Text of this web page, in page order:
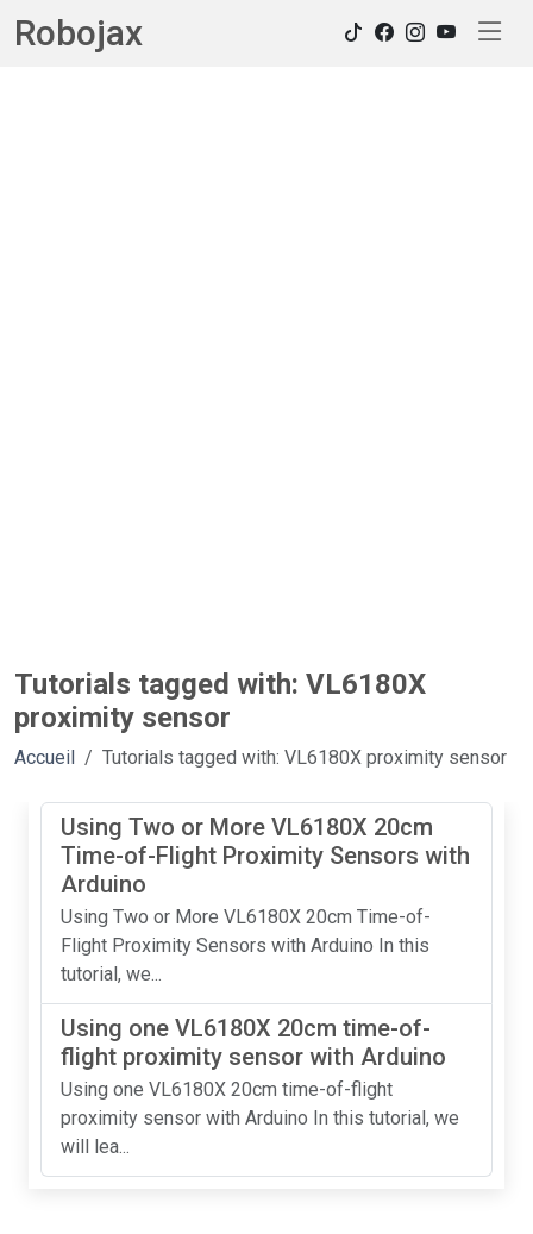
Robojax
Tutorials tagged with: VL6180X
proximity sensor
Accueil Tutorials tagged with: VL6180X proximity sensor
Using Two or More VL6180X 20cm
Time-of-Flight Proximity Sensors with
Arduino
Using Two or More VL6180X 20cm Time-of-
Flight Proximity Sensors with Arduino In this
tutorial, we...
Using one VL6180X 20cm time-of-
flight proximity sensor with Arduino
Using one VL6180X 20cm time-of-flight
proximity sensor with Arduino In this tutorial, we
will lea...